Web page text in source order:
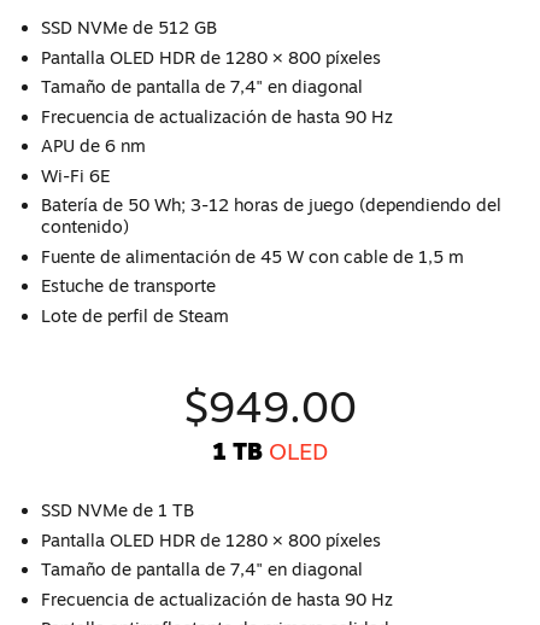
SSD NVMe de 512 GB
Pantalla OLED HDR de 1280 × 800 píxeles
Tamaño de pantalla de 7,4" en diagonal
Frecuencia de actualización de hasta 90 Hz
APU de 6 nm
Wi-Fi 6E
Batería de 50 Wh; 3-12 horas de juego (dependiendo del
contenido)
Fuente de alimentación de 45 W con cable de 1,5 m
Estuche de transporte
Lote de perfil de Steam
$949.00
1 TB OLED
SSD NVMe de 1 TB
Pantalla OLED HDR de 1280 × 800 píxeles
Tamaño de pantalla de 7,4" en diagonal
Frecuencia de actualización de hasta 90 Hz